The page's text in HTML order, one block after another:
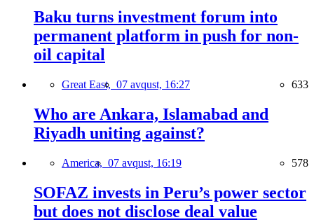
Baku turns investment forum into
permanent platform in push for non-
oil capital
Great East, 07 avqust, 16:27 633
Who are Ankara, Islamabad and
Riyadh uniting against?
America, 07 avqust, 16:19 578
SOFAZ invests in Peru’s power sector
but does not disclose deal value